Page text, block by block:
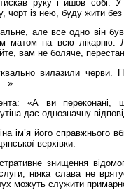
руку і йшов собі.
чорт із нею, буду жити без
але все одно він
матом на всю лікарню.
вам не боляче,
вилазили черви.
«А ви переконані,
дає однозначну
ім’я його справжнього
верхівки.
знищення
ніяка слава не
можуть служити